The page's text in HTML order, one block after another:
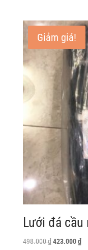
Giảm giá!
Lưới đá cầu
498.000₫ Giá
423.000₫Giá